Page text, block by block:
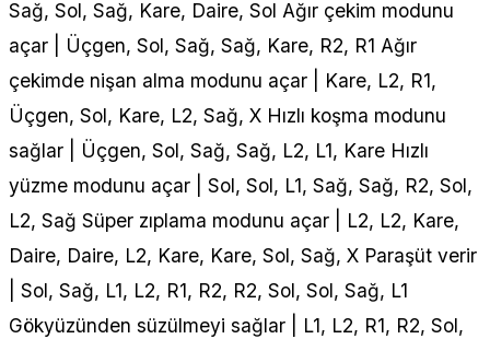
Sağ, Sol, Sağ, Kare, Daire, Sol Ağır çekim modunu
açar | Üçgen, Sol, Sağ, Sağ, Kare, R2, R1 Ağır
çekimde nişan alma modunu açar | Kare, L2, R1,
Üçgen, Sol, Kare, L2, Sağ, X Hızlı koşma modunu
sağlar | Üçgen, Sol, Sağ, Sağ, L2, L1, Kare Hızlı
yüzme modunu açar | Sol, Sol, L1, Sağ, Sağ, R2, Sol,
L2, Sağ Süper zıplama modunu açar | L2, L2, Kare,
Daire, Daire, L2, Kare, Kare, Sol, Sağ, X Paraşüt verir
| Sol, Sağ, L1, L2, R1, R2, R2, Sol, Sol, Sağ, L1
Gökyüzünden süzülmeyi sağlar | L1, L2, R1, R2, Sol,